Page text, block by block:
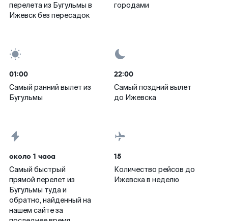
перелета из Бугульмы в
Ижевск без пересадок
городами
01:00
Самый ранний вылет из
Бугульмы
22:00
Самый поздний вылет
до Ижевска
около 1 часа
Самый быстрый
прямой перелет из
Бугульмы туда и
обратно, найденный на
нашем сайте за
15
Количество рейсов до
Ижевска в неделю